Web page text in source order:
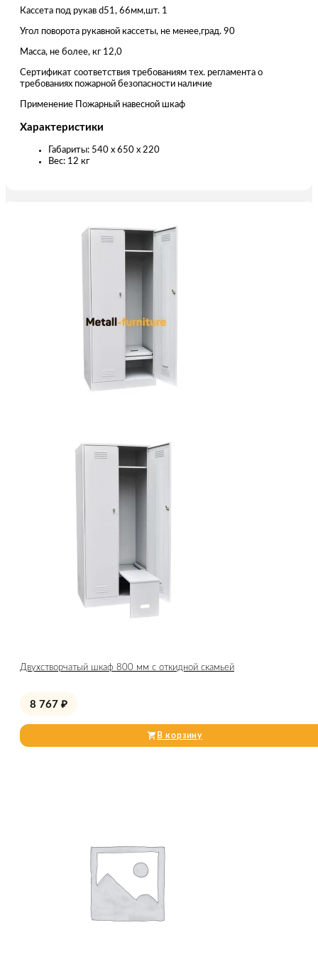
Кассета под рукав d51, 66мм,шт. 1
Угол поворота рукавной кассеты, не менее,град. 90
Масса, не более, кг 12,0
Сертификат соответствия требованиям тех. регламента о
требованиях пожарной безопасности наличие
Применение Пожарный навесной шкаф
Характеристики
Габариты: 540 x 650 x 220
Вес: 12 кг
Двухстворчатый шкаф 800 мм с откидной скамьей
8 767 ₽
В корзину